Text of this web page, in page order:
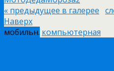
« предыдущее в галерее
Наверх
мобильн. компьютерная